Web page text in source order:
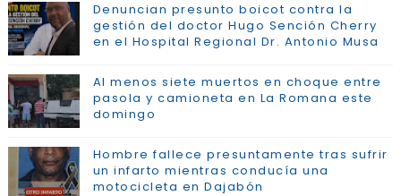
Denuncian presunto boicot contra la
gestión del doctor Hugo Sención Cherry
en el Hospital Regional Dr. Antonio Musa
Al menos siete muertos en choque entre
pasola y camioneta en La Romana este
domingo
Hombre fallece presuntamente tras sufrir
un infarto mientras conducía una
motocicleta en Dajabón